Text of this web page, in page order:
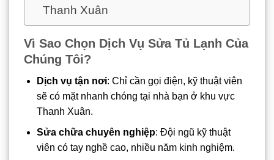
Thanh Xuân
Vì Sao Chọn Dịch Vụ Sửa Tủ Lạnh Của
Chúng Tôi?
Dịch vụ tận nơi: Chỉ cần gọi điện, kỹ thuật viên
sẽ có mặt nhanh chóng tại nhà bạn ở khu vực
Thanh Xuân.
Sửa chữa chuyên nghiệp: Đội ngũ kỹ thuật
viên có tay nghề cao, nhiều năm kinh nghiệm.